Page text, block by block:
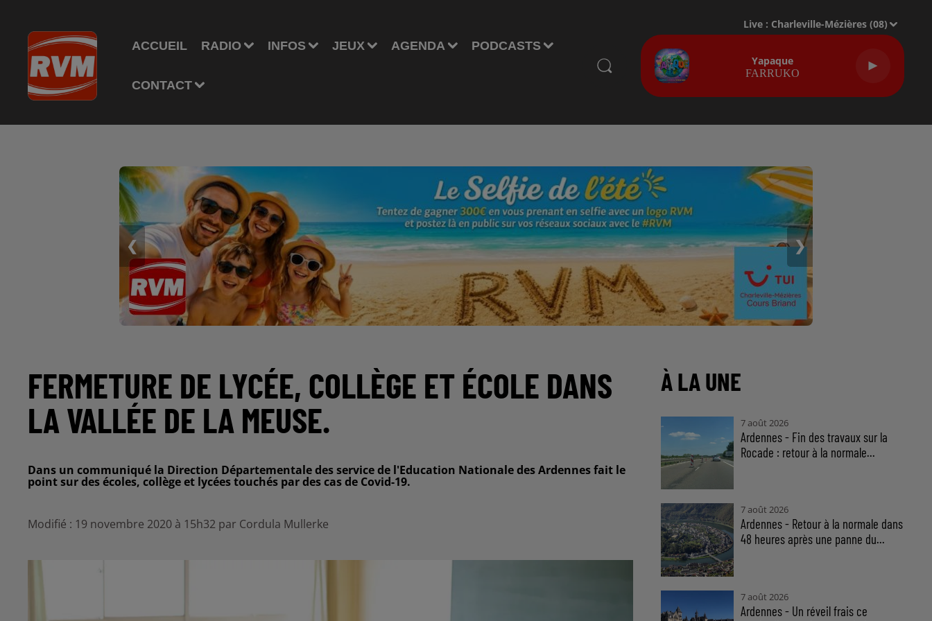
ACCUEIL RADIO INFOS JEUX AGENDA PODCASTS
CONTACT
Live : Charleville-Mézières (08)
Yapaque
FARRUKO
❮ ❯
FERMETURE DE LYCÉE, COLLÈGE ET ÉCOLE DANS
LA VALLÉE DE LA MEUSE.
Dans un communiqué la Direction Départementale des service de l'Education Nationale des Ardennes fait le
point sur des écoles, collège et lycées touchés par des cas de Covid-19.
Modifié : 19 novembre 2020 à 15h32 par Cordula Mullerke
À LA UNE
7 août 2026
Ardennes - Fin des travaux sur la
Rocade : retour à la normale...
7 août 2026
Ardennes - Retour à la normale dans
48 heures après une panne du...
7 août 2026
Ardennes - Un réveil frais ce